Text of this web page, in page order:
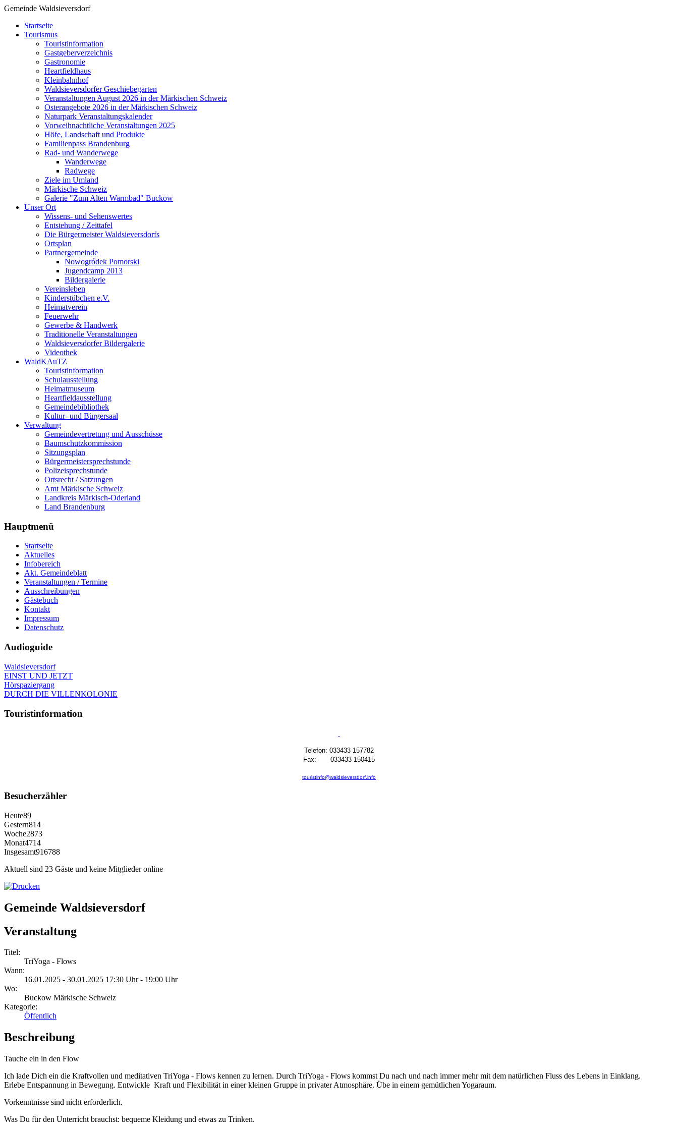
Gemeinde Waldsieversdorf
Startseite
Tourismus
Touristinformation
Gastgeberverzeichnis
Gastronomie
Heartfieldhaus
Kleinbahnhof
Waldsieversdorfer Geschiebegarten
Veranstaltungen August 2026 in der Märkischen Schweiz
Osterangebote 2026 in der Märkischen Schweiz
Naturpark Veranstaltungskalender
Vorweihnachtliche Veranstaltungen 2025
Höfe, Landschaft und Produkte
Familienpass Brandenburg
Rad- und Wanderwege
Wanderwege
Radwege
Ziele im Umland
Märkische Schweiz
Galerie "Zum Alten Warmbad" Buckow
Unser Ort
Wissens- und Sehenswertes
Entstehung / Zeittafel
Die Bürgermeister Waldsieversdorfs
Ortsplan
Partnergemeinde
Nowogródek Pomorski
Jugendcamp 2013
Bildergalerie
Vereinsleben
Kinderstübchen e.V.
Heimatverein
Feuerwehr
Gewerbe & Handwerk
Traditionelle Veranstaltungen
Waldsieversdorfer Bildergalerie
Videothek
WaldKAuTZ
Touristinformation
Schulausstellung
Heimatmuseum
Heartfieldausstellung
Gemeindebibliothek
Kultur- und Bürgersaal
Verwaltung
Gemeindevertretung und Ausschüsse
Baumschutzkommission
Sitzungsplan
Bürgermeistersprechstunde
Polizeisprechstunde
Ortsrecht / Satzungen
Amt Märkische Schweiz
Landkreis Märkisch-Oderland
Land Brandenburg
Hauptmenü
Startseite
Aktuelles
Infobereich
Akt. Gemeindeblatt
Veranstaltungen / Termine
Ausschreibungen
Gästebuch
Kontakt
Impressum
Datenschutz
Audioguide
Waldsieversdorf
EINST UND JETZT
Hörspaziergang
DURCH DIE VILLENKOLONIE
Touristinformation
Telefon: 033433 157782
Fax: 033433 150415
touristinfo@waldsieversdorf.info
Besucherzähler
Heute89
Gestern814
Woche2873
Monat4714
Insgesamt916788
Aktuell sind 23 Gäste und keine Mitglieder online
Gemeinde Waldsieversdorf
Veranstaltung
Titel:
TriYoga - Flows
Wann:
16.01.2025 - 30.01.2025 17:30 Uhr - 19:00 Uhr
Wo:
Buckow Märkische Schweiz
Kategorie:
Öffentlich
Beschreibung
Tauche ein in den Flow
Ich lade Dich ein die Kraftvollen und meditativen TriYoga - Flows kennen zu lernen. Durch TriYoga - Flows kommst Du nach und nach immer mehr mit dem natürlichen Fluss des Lebens in Einklang.
Erlebe Entspannung in Bewegung. Entwickle Kraft und Flexibilität in einer kleinen Gruppe in privater Atmosphäre. Übe in einem gemütlichen Yogaraum.
Vorkenntnisse sind nicht erforderlich.
Was Du für den Unterricht brauchst: bequeme Kleidung und etwas zu Trinken.